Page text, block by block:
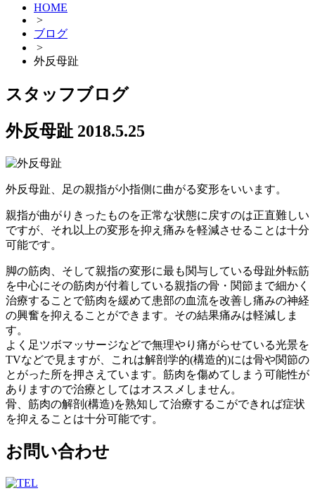
HOME
>
ブログ
>
外反母趾
スタッフブログ
外反母趾 2018.5.25
外反母趾、足の親指が小指側に曲がる変形をいいます。
親指が曲がりきったものを正常な状態に戻すのは正直難しい
ですが、それ以上の変形を抑え痛みを軽減させることは十分
可能です。
脚の筋肉、そして親指の変形に最も関与している母趾外転筋
を中心にその筋肉が付着している親指の骨・関節まで細かく
治療することで筋肉を緩めて患部の血流を改善し痛みの神経
の興奮を抑えることができます。その結果痛みは軽減しま
す。
よく足ツボマッサージなどで無理やり痛がらせている光景を
TVなどで見ますが、これは解剖学的(構造的)には骨や関節の
とがった所を押さえています。筋肉を傷めてしまう可能性が
ありますので治療としてはオススメしません。
骨、筋肉の解剖(構造)を熟知して治療するこができれば症状
を抑えることは十分可能です。
お問い合わせ